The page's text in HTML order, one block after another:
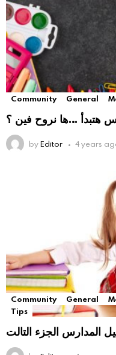
Community General
هتبدأ …ها نروح فين ؟
byEditor 4 years
Community General
Tips
المدارس الجزء التالت